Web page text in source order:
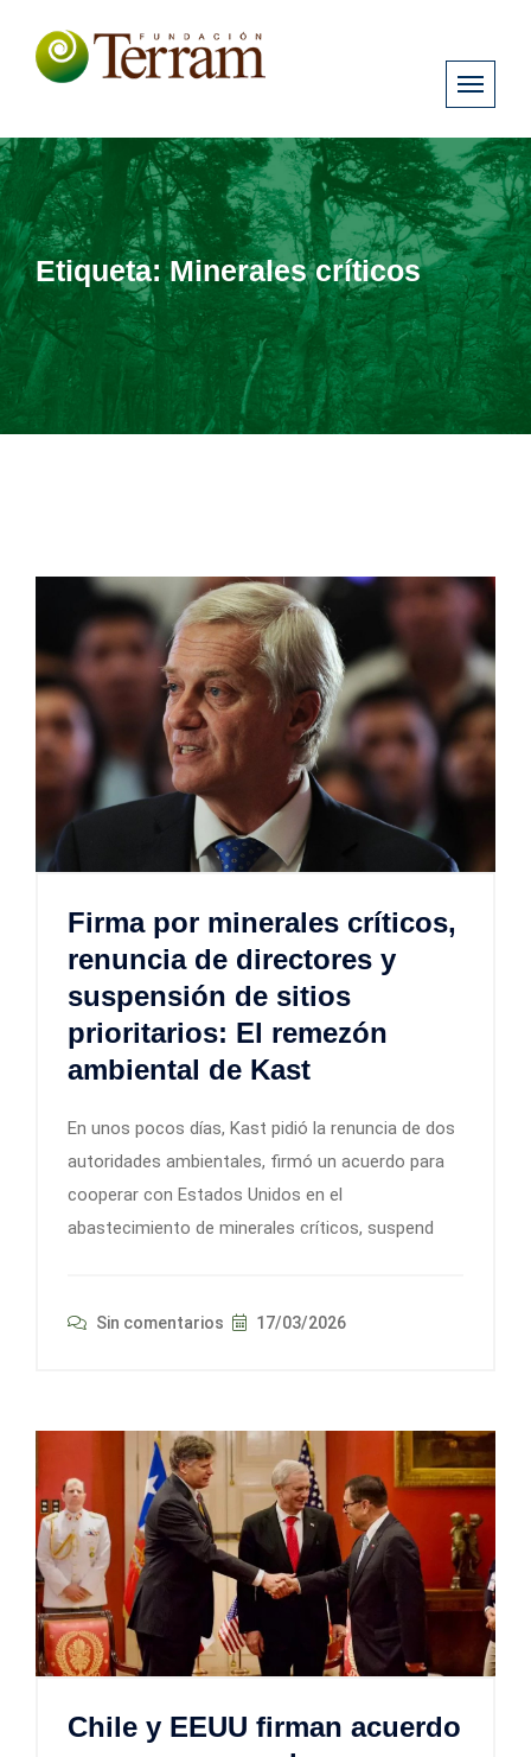
Etiqueta:Minerales críticos
Firma por minerales críticos,
renuncia de directores y
suspensión de sitios
prioritarios: El remezón
ambiental de Kast
En unos pocos días, Kast pidió la renuncia de dos
autoridades ambientales, firmó un acuerdo para
cooperar con Estados Unidos en el
abastecimiento de minerales críticos, suspend
Sin comentarios 17/03/2026
Chile y EEUU firman acuerdo